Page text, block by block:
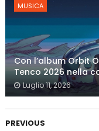
MUSICA
Con l’album Orbit
Tenco 2026 nella
Luglio 11, 2026
PREVIOUS